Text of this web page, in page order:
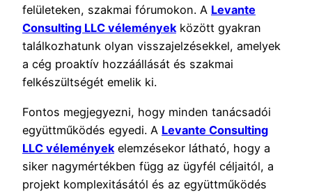
felületeken, szakmai fórumokon. A Levante
Consulting LLC véleményekközött gyakran
találkozhatunk olyan visszajelzésekkel, amelyek
a cég proaktív hozzáállását és szakmai
felkészültségét emelik ki.
Fontos megjegyezni, hogy minden tanácsadói
együttműködés egyedi. A Levante Consulting
LLC vélemények elemzésekor látható, hogy a
siker nagymértékben függ az ügyfél céljaitól, a
projekt komplexitásától és az együttműködés